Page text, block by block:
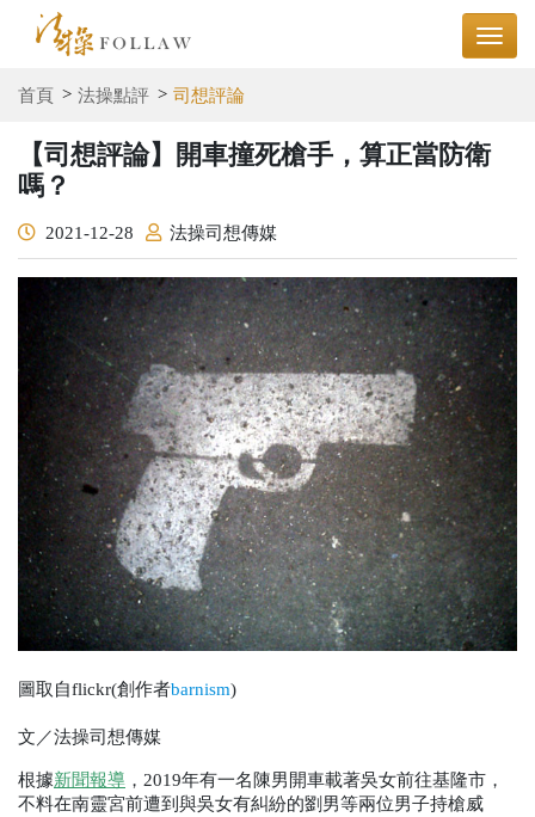
首頁 法操點評 司想評論
【司想評論】開車撞死槍手，算正當防衛
嗎？
2021-12-28 法操司想傳媒
圖取自flickr(創作者barnism)
文／法操司想傳媒
根據新聞報導 ， 2019年有一名陳男開車載著吳女前往基隆市，
不料在南靈宮前遭到與吳女有糾紛的劉男等兩位男子持槍威